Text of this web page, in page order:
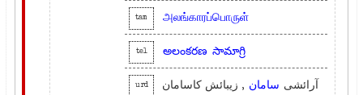
tam அலங்காரப்பொருள்
tel అలంకరణ సామాగ్రి
urd آرائشی سامان , زیبائش کاسامان